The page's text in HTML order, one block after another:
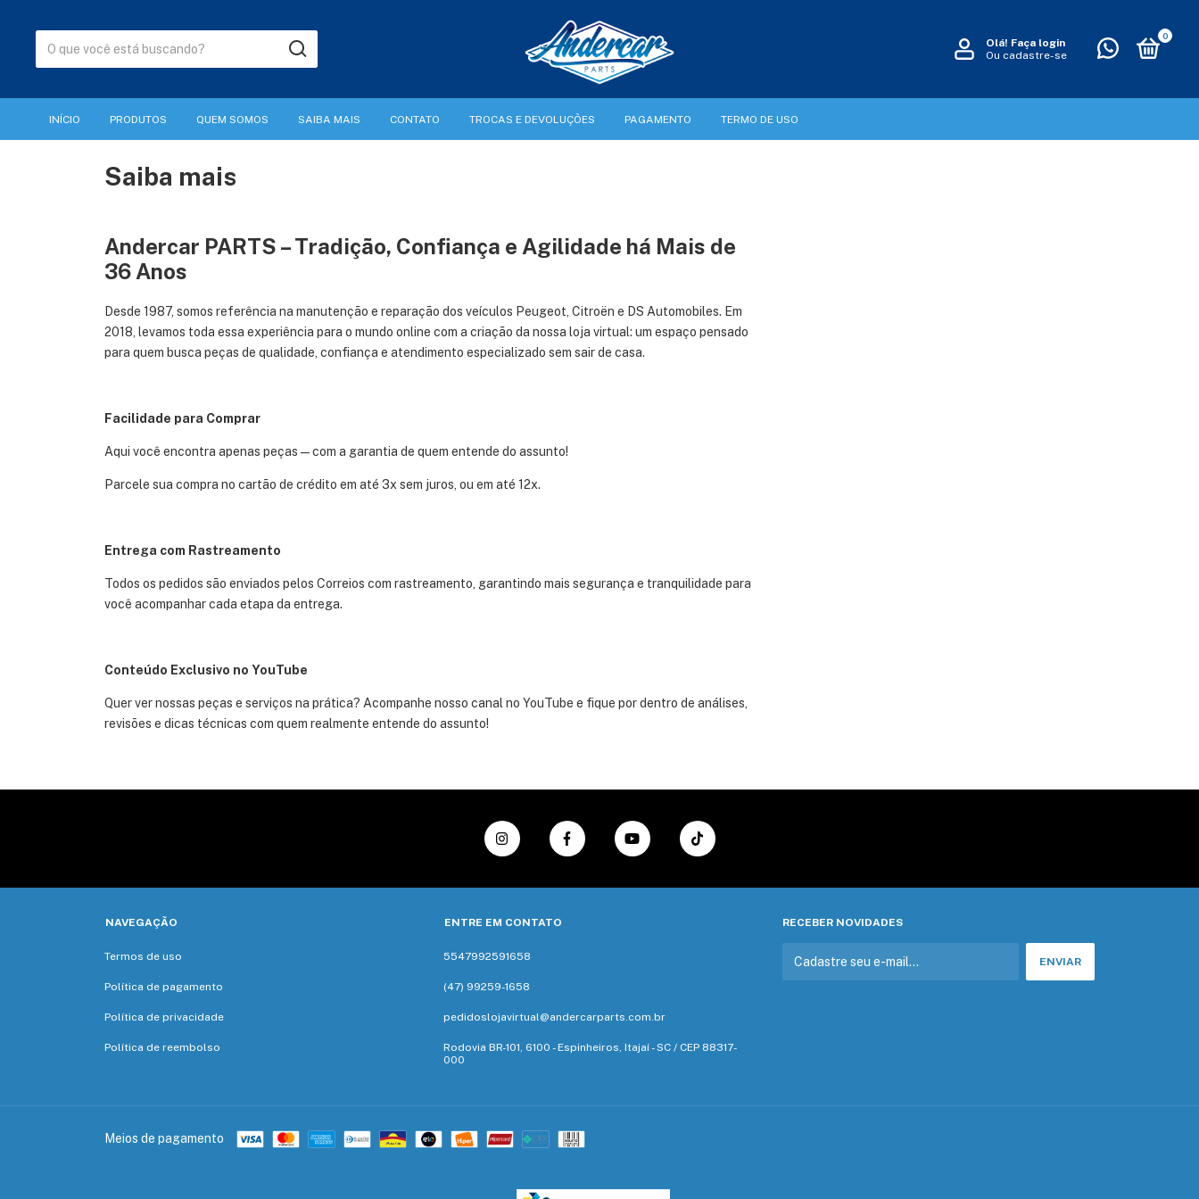
Olá! Faça login
Ou cadastre-se
0
INÍCIO PRODUTOS QUEM SOMOS SAIBA MAIS CONTATO TROCAS E DEVOLUÇÕES PAGAMENTO TERMO DE USO
Saiba mais
Andercar PARTS – Tradição, Confiança e Agilidade há Mais de
36 Anos
Desde 1987, somos referência na manutenção e reparação dos veículos Peugeot, Citroën e DS Automobiles. Em
2018, levamos toda essa experiência para o mundo online com a criação da nossa loja virtual: um espaço pensado
para quem busca peças de qualidade, confiança e atendimento especializado sem sair de casa.
Facilidade para Comprar
Aqui você encontra apenas peças — com a garantia de quem entende do assunto!
Parcele sua compra no cartão de crédito em até 3x sem juros, ou em até 12x.
Entrega com Rastreamento
Todos os pedidos são enviados pelos Correios com rastreamento, garantindo mais segurança e tranquilidade para
você acompanhar cada etapa da entrega.
Conteúdo Exclusivo no YouTube
Quer ver nossas peças e serviços na prática? Acompanhe nosso canal no YouTube e fique por dentro de análises,
revisões e dicas técnicas com quem realmente entende do assunto!
NAVEGAÇÃO
Termos de uso
Política de pagamento
Política de privacidade
Política de reembolso
ENTRE EM CONTATO
5547992591658
(47) 99259-1658‬
pedidoslojavirtual@andercarparts.com.br
Rodovia BR-101, 6100 - Espinheiros, Itajaí - SC / CEP 88317-
000
RECEBER NOVIDADES
Meios de pagamento